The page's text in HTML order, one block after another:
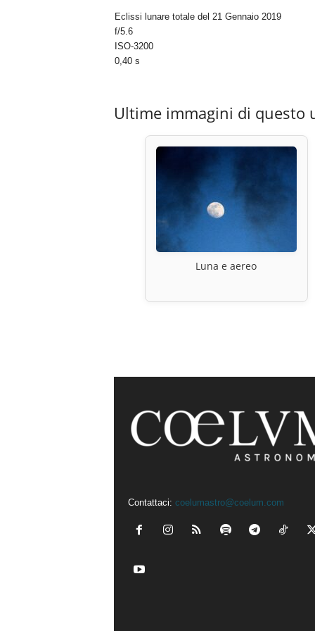
Eclissi lunare totale del 21 Gennaio 2019
f/5.6
ISO-3200
0,40 s
Ultime immagini di questo
Luna e aereo
Contattaci: coelumastro@coelum.com